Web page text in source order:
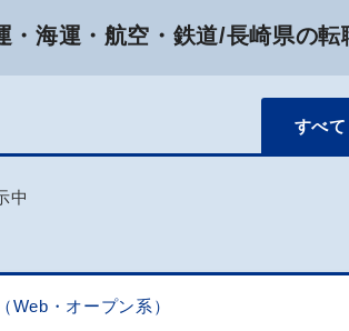
・海運・航空・鉄道/長崎県の
すべて
中
Web・オープン系）